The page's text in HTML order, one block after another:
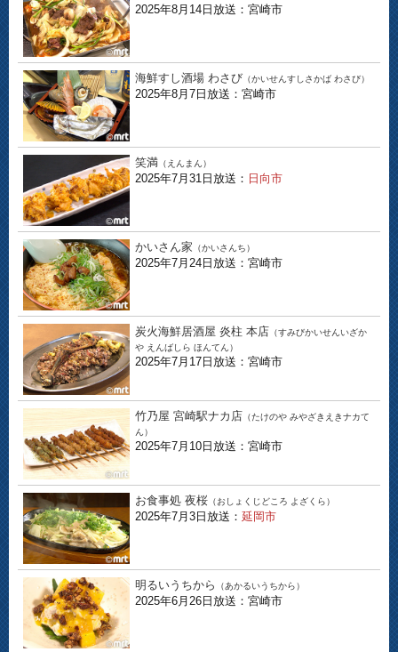
2025年8月14日放送：宮崎市
海鮮すし酒場 わさび （かいせんすしさかば わさび）
2025年8月7日放送：宮崎市
笑満 （えんまん）
2025年7月31日放送： 日向市
かいさん家 （かいさんち）
2025年7月24日放送：宮崎市
炭火海鮮居酒屋 炎柱 本店 （すみびかいせんいざか
や えんばしら ほんてん）
2025年7月17日放送：宮崎市
竹乃屋 宮崎駅ナカ店 （たけのや みやざきえきナカて
ん）
2025年7月10日放送：宮崎市
お食事処 夜桜 （おしょくじどころ よざくら）
2025年7月3日放送： 延岡市
明るいうちから （あかるいうちから）
2025年6月26日放送：宮崎市